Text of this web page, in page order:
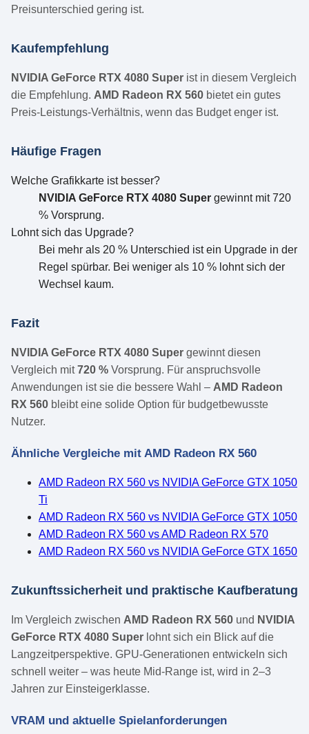
Preisunterschied gering ist.
Kaufempfehlung
NVIDIA GeForce RTX 4080 Super ist in diesem Vergleich
die Empfehlung. AMD Radeon RX 560 bietet ein gutes
Preis-Leistungs-Verhältnis, wenn das Budget enger ist.
Häufige Fragen
Welche Grafikkarte ist besser?
NVIDIA GeForce RTX 4080 Super gewinnt mit 720
% Vorsprung.
Lohnt sich das Upgrade?
Bei mehr als 20 % Unterschied ist ein Upgrade in der
Regel spürbar. Bei weniger als 10 % lohnt sich der
Wechsel kaum.
Fazit
NVIDIA GeForce RTX 4080 Super gewinnt diesen
Vergleich mit720 % Vorsprung. Für anspruchsvolle
Anwendungen ist sie die bessere Wahl – AMD Radeon
RX 560 bleibt eine solide Option für budgetbewusste
Nutzer.
Ähnliche Vergleiche mit AMD Radeon RX 560
AMD Radeon RX 560 vs NVIDIA GeForce GTX 1050
Ti
AMD Radeon RX 560 vs NVIDIA GeForce GTX 1050
AMD Radeon RX 560 vs AMD Radeon RX 570
AMD Radeon RX 560 vs NVIDIA GeForce GTX 1650
Zukunftssicherheit und praktische Kaufberatung
Im Vergleich zwischen AMD Radeon RX 560 und NVIDIA
GeForce RTX 4080 Super lohnt sich ein Blick auf die
Langzeitperspektive. GPU-Generationen entwickeln sich
schnell weiter – was heute Mid-Range ist, wird in 2–3
Jahren zur Einsteigerklasse.
VRAM und aktuelle Spielanforderungen